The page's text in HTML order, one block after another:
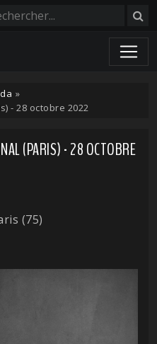
»
- 28 octobre 2022
(PARIS) - 28 OCTOBRE
(75)